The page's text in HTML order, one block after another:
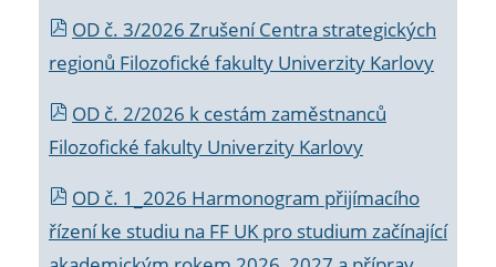
OD č. 3/2026 Zrušení Centra strategických
regionů Filozofické fakulty Univerzity Karlovy
OD č. 2/2026 k cestám zaměstnanců
Filozofické fakulty Univerzity Karlovy
OD č. 1_2026 Harmonogram přijímacího
řízení ke studiu na FF UK pro studium začínající